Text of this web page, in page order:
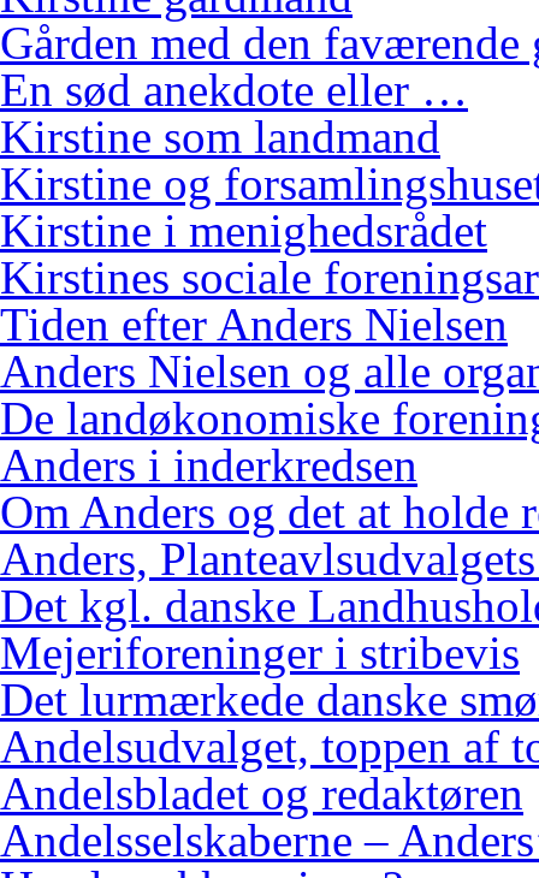
Gården med den faværende
En sød anekdote eller …
Kirstine som landmand
Kirstine og
Kirstine i menighedsrådet
Kirstines sociale
Tiden efter Anders Nielsen
Anders Nielsen og alle
De landøkonomiske
Anders i inderkredsen
Om Anders og det at holde
Anders,
Det kgl. danske
Mejeriforeninger i stribevis
Det lurmærkede danske
Andelsudvalget, toppen af
Andelsbladet og redaktøren
Andelsselskaberne –